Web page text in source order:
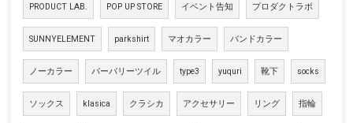
PRODUCT LAB. POP UP STORE イベント告知 プロダクトラボ
SUNNYELEMENT parkshirt マオカラー バンドカラー
ノーカラー バーバリーツイル type3 yuquri 靴下 socks
ソックス klasica クラシカ アクセサリー リング 指輪